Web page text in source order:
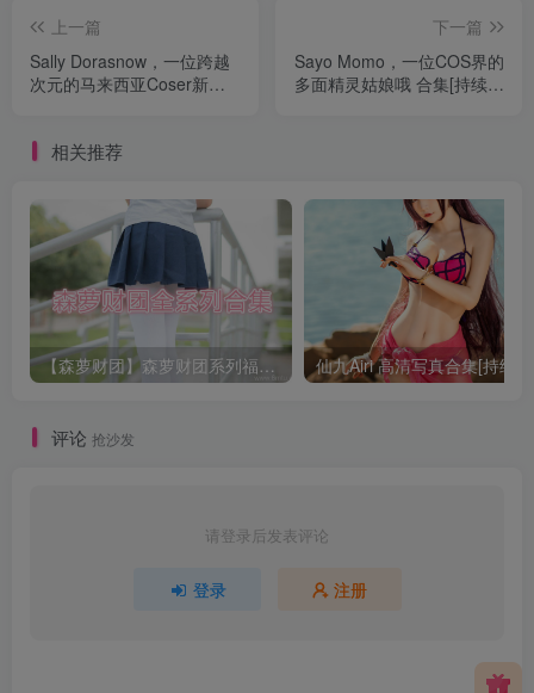
上一篇
Sally Dorasnow，一位跨越
次元的马来西亚Coser新星
下一篇
Sayo Momo，一位COS界的
多面精灵姑娘哦 合集[持续更
相关推荐
【森萝财团】森萝财团系列福利原版无水印合集下载[与本站内容同步更新] 仙九Airi 高清写真合集[持续
评论 抢沙发
请登录后发表评论
登录 注册